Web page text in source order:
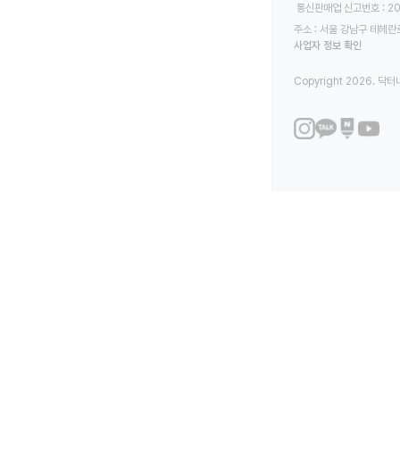
통신판매업 신고번호
주소 : 서울 강남구 테헤
사업자 정보 확인
Copyright 2026. 닥터